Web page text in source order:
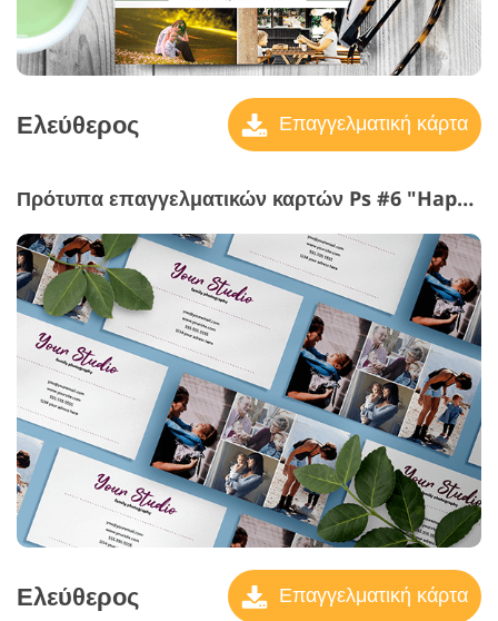
Ελεύθερος Επαγγελματική κάρτα
Πρότυπα επαγγελματικών καρτών Ps #6 "Happy Moments"
Ελεύθερος Επαγγελματική κάρτα